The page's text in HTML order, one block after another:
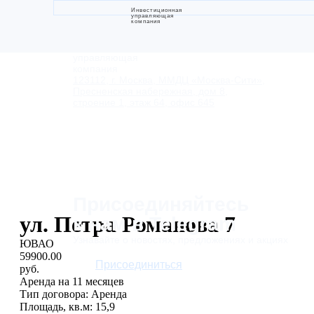
Инвестиционная
управляющая
компания
ул. Петра Романова 7
ЮВАО
59900.00
руб.
Аренда на 11 месяцев
Тип договора: Аренда
Площадь, кв.м: 15,9
к нам в Telegram
Узнавайте о новостях, предложениях и акциях
Присоединиться